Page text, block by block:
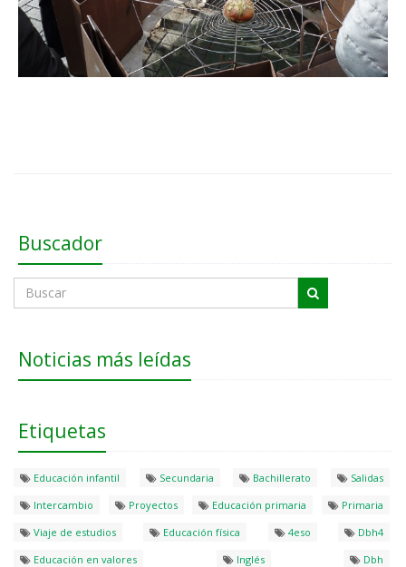
Buscador
Noticias más leídas
Etiquetas
Educación infantil Secundaria Bachillerato
Salidas
Intercambio
Proyectos Educación primaria
Primaria
Viaje de estudios
Educación física 4eso
Dbh4
Educación en valores
Inglés
Dbh